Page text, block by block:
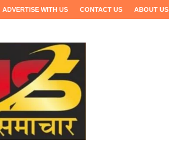
ADVERTISE WITH US CONTACT US ABOUT US